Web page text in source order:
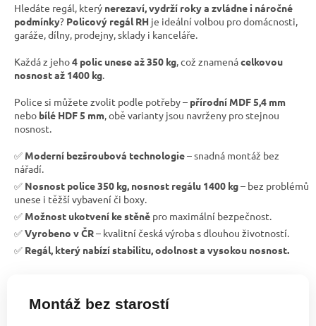
Hledáte regál, který nerezaví, vydrží roky a zvládne i náročné
podmínky? Policový regál RH je ideální volbou pro domácnosti,
garáže, dílny, prodejny, sklady i kanceláře.
Každá z jeho4 polic unese až 350 kg, což znamenácelkovou
nosnost až 1400 kg.
Police si můžete zvolit podle potřeby – přírodní MDF 5,4 mm
nebo bílé HDF 5 mm, obě varianty jsou navrženy pro stejnou
nosnost.
✅ Moderní bezšroubová technologie– snadná montáž bez
nářadí.
✅ Nosnost police 350 kg, nosnost regálu 1400 kg– bez problémů
unese i těžší vybavení či boxy.
✅ Možnost ukotvení ke stěně pro maximální bezpečnost.
✅Vyrobeno v ČR– kvalitní česká výroba s dlouhou životností.
✅ Regál, který nabízí stabilitu, odolnost a vysokou nosnost.
Montáž bez starostí